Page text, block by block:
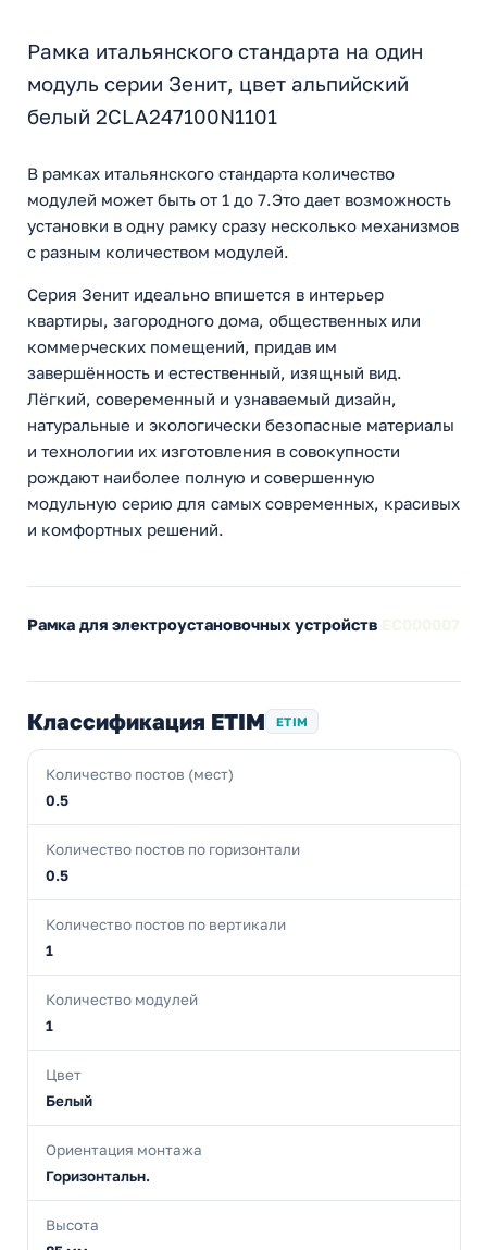
Рамка итальянского стандарта на один
модуль серии Зенит, цвет альпийский
белый 2CLA247100N1101
В рамках итальянского стандарта количество
модулей может быть от 1 до 7.Это дает возможность
установки в одну рамку сразу несколько механизмов
с разным количеством модулей.
Серия Зенит идеально впишется в интерьер
квартиры, загородного дома, общественных или
коммерческих помещений, придав им
завершённость и естественный, изящный вид.
Лёгкий, совеременный и узнаваемый дизайн,
натуральные и экологически безопасные материалы
и технологии их изготовления в совокупности
рождают наиболее полную и совершенную
модульную серию для самых современных, красивых
и комфортных решений.
Рамка для электроустановочных устройств
Классификация ETIM ETIM
Количество постов (мест)
0.5
Количество постов по горизонтали
0.5
Количество постов по вертикали
1
Количество модулей
1
Цвет
Белый
Ориентация монтажа
Горизонтальн.
Высота